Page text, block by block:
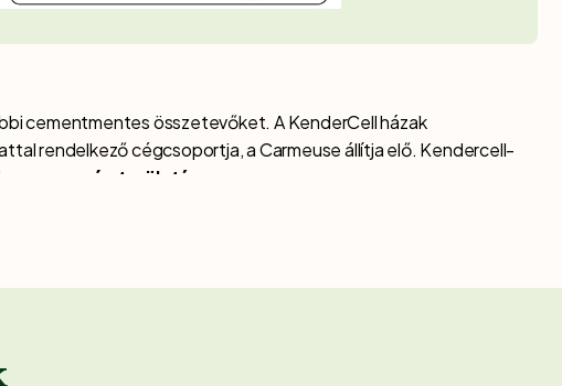
cementmentes összetevőket. A KenderCell házak
rendelkező cégcsoportja, a Carmeuse állítja elő. Kendercell-
területén